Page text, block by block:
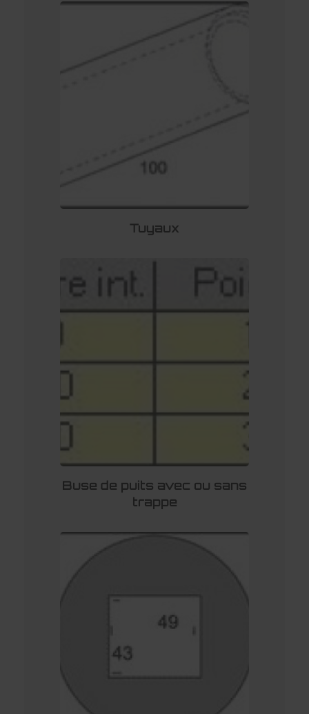
Tuyaux
Buse de puits avec ou sans
trappe